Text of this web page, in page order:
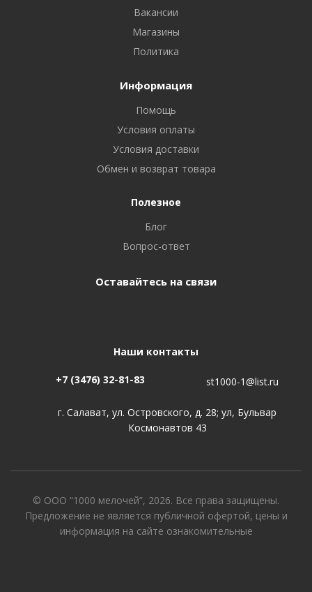
Вакансии
Магазины
Политика
Информация
Помощь
Условия оплаты
Условия доставки
Обмен и возврат товара
Полезное
Блог
Вопрос-ответ
Оставайтесь на связи
Наши контакты
+7 (3476) 32-81-83 st1000-1@list.ru
г. Салават, ул. Островского, д. 28; ул, Бульвар
Космонавтов 43
© ООО “1000 мелочей”, 2026. Все права защищены.
Предложение не является публичной офертой, цены и
информация на сайте ознакомительные